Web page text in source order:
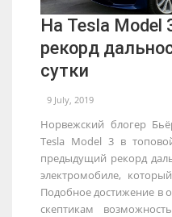
На Tesla Model
рекорд
сутки
9 July, 2019
Норвежский блогер
Tesla Model 3 в
предыдущий рекорд
электромобиле,
Подобное достижение в
скептикам